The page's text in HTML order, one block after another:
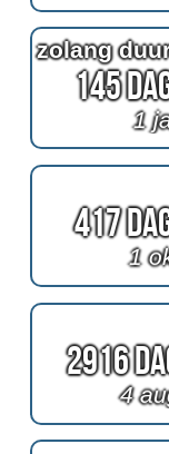
145
1
417
1
2916
4